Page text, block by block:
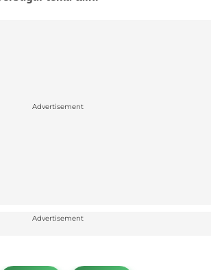
Advertisement
Advertisement